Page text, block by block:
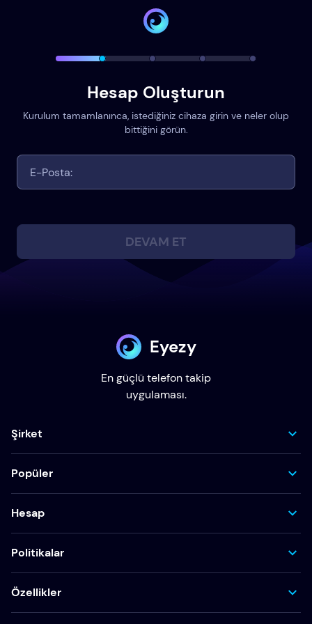
Hesap Oluşturun
Kurulum tamamlanınca, istediğiniz cihaza girin ve neler olup
bittiğini görün.
DEVAM ET
Eyezy
En güçlü telefon takip
uygulaması.
Şirket
Popüler
Hesap
Politikalar
Özellikler